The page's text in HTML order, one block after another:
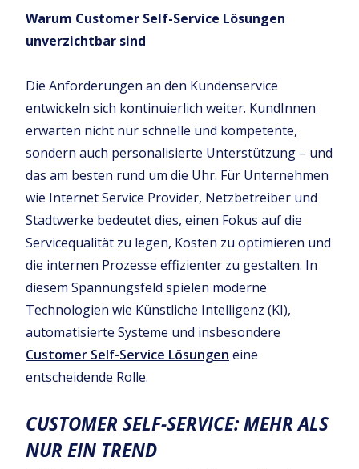
Warum Customer Self-Service Lösungen
unverzichtbar sind
Die Anforderungen an den Kundenservice
entwickeln sich kontinuierlich weiter. KundInnen
erwarten nicht nur schnelle und kompetente,
sondern auch personalisierte Unterstützung – und
das am besten rund um die Uhr. Für Unternehmen
wie Internet Service Provider, Netzbetreiber und
Stadtwerke bedeutet dies, einen Fokus auf die
Servicequalität zu legen, Kosten zu optimieren und
die internen Prozesse effizienter zu gestalten. In
diesem Spannungsfeld spielen moderne
Technologien wie Künstliche Intelligenz (KI),
automatisierte Systeme und insbesondere
Customer Self-Service Lösungen eine
entscheidende Rolle.
CUSTOMER SELF-SERVICE: MEHR ALS
NUR EIN TREND